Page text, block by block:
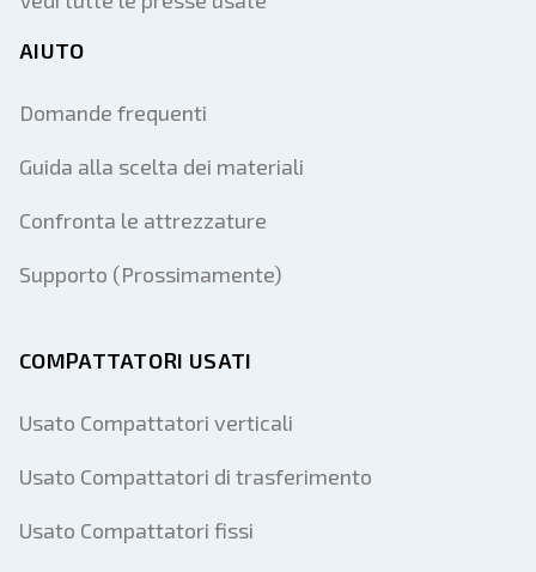
AIUTO
Domande frequenti
Guida alla scelta dei materiali
Confronta le attrezzature
Supporto (Prossimamente)
COMPATTATORI USATI
Usato Compattatori verticali
Usato Compattatori di trasferimento
Usato Compattatori fissi